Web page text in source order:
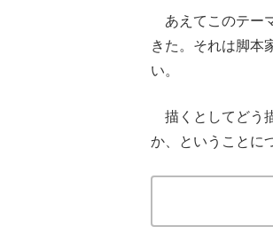
あえてこのテー
きた。それは脚本
い。
描くとしてどう
か、ということに